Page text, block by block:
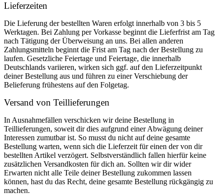
Lieferzeiten
Die Lieferung der bestellten Waren erfolgt innerhalb von 3 bis 5
Werktagen. Bei Zahlung per Vorkasse beginnt die Lieferfrist am Tag
nach Tätigung der Überweisung an uns. Bei allen anderen
Zahlungsmitteln beginnt die Frist am Tag nach der Bestellung zu
laufen. Gesetzliche Feiertage und Feiertage, die innerhalb
Deutschlands variieren, wirken sich ggf. auf den Lieferzeitpunkt
deiner Bestellung aus und führen zu einer Verschiebung der
Belieferung frühestens auf den Folgetag.
Versand von Teillieferungen
In Ausnahmefällen verschicken wir deine Bestellung in
Teillieferungen, soweit dir dies aufgrund einer Abwägung deiner
Interessen zumutbar ist. So musst du nicht auf deine gesamte
Bestellung warten, wenn sich die Lieferzeit für einen der von dir
bestellten Artikel verzögert. Selbstverständlich fallen hierfür keine
zusätzlichen Versandkosten für dich an. Sollten wir dir wider
Erwarten nicht alle Teile deiner Bestellung zukommen lassen
können, hast du das Recht, deine gesamte Bestellung rückgängig zu
machen.